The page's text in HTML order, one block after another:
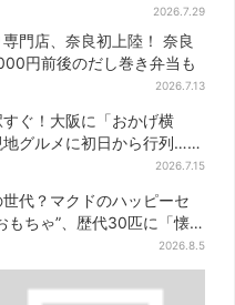
登場、熱々とろ～り夏限定メ
ュー
2026.7.29
専門店、奈良初上陸！ 奈良
円前後のだし巻き弁当も
2026.7.13
すぐ！大阪に「おかげ横
グルメに初日から行列…お
2026.7.15
世代？マクドのハッピーセ
もちゃ”、歴代30匹に「懐
2026.8.5